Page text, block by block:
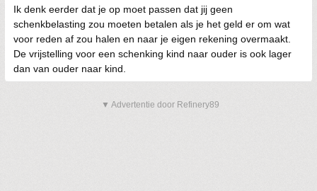
Ik denk eerder dat je op moet passen dat jij geen
schenkbelasting zou moeten betalen als je het geld er om wat
voor reden af zou halen en naar je eigen rekening overmaakt.
De vrijstelling voor een schenking kind naar ouder is ook lager
dan van ouder naar kind.
▼ Advertentie door Refinery89